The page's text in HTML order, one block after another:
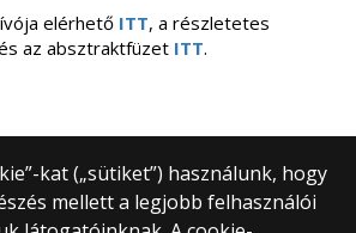
elérhető ITT, a részletetes
az absztraktfüzet ITT.
kat („sütiket”) használunk, hogy
mellett a legjobb felhasználói
Loránd Tudományegyetem